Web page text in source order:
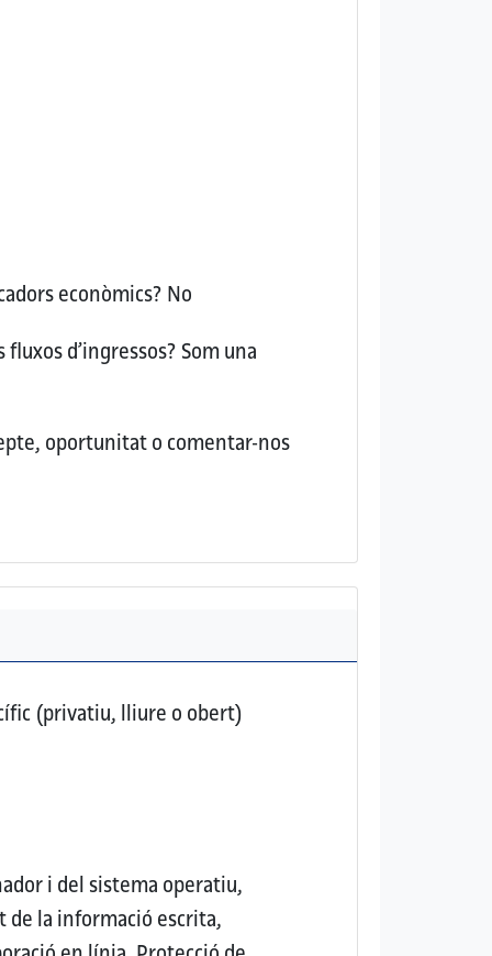
econòmics?No
d’ingressos? Som una
oportunitat o comentar-nos
(privatiu, lliure o obert)
i del sistema operatiu,
de la informació escrita,